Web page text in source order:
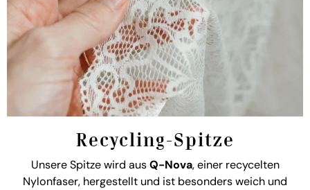
Recycling-Spitze
Unsere Spitze wird ausQ-Nova, einer recycelten
Nylonfaser, hergestellt und ist besonders weich und